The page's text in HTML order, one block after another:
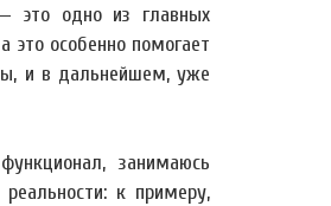
это одно из главных
это особенно помогает
и в дальнейшем, уже
занимаюсь
к примеру,